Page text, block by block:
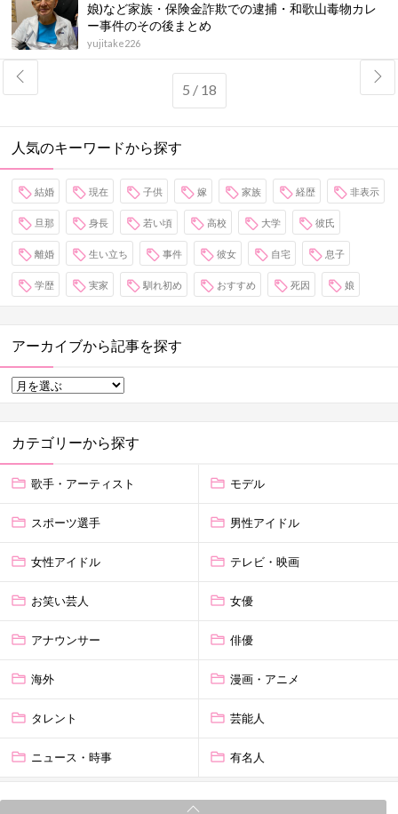
娘)など家族・保険金詐欺での逮捕・和歌山毒物カレ
ー事件のその後まとめ
yujitake226
5 / 18
人気のキーワードから探す
結婚 現在 子供 嫁 家族 経歴 非表示
旦那 身長 若い頃 高校 大学 彼氏
離婚 生い立ち 事件 彼女 自宅 息子
学歴 実家 馴れ初め おすすめ 死因 娘
アーカイブから記事を探す
カテゴリーから探す
歌手・アーティスト モデル
スポーツ選手 男性アイドル
女性アイドル テレビ・映画
お笑い芸人 女優
アナウンサー 俳優
海外 漫画・アニメ
タレント 芸能人
ニュース・時事 有名人